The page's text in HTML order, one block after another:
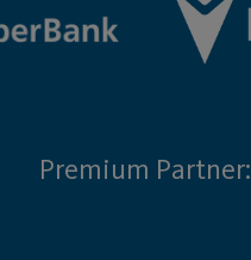
Premium Partner: